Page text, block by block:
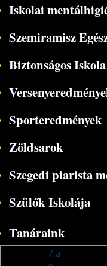
Iskolai
Szemiramisz
Biztonságos Iskola
Sporteredmények
Zöldsarok
Szegedi piarista
Szülők Iskolája
Tanáraink